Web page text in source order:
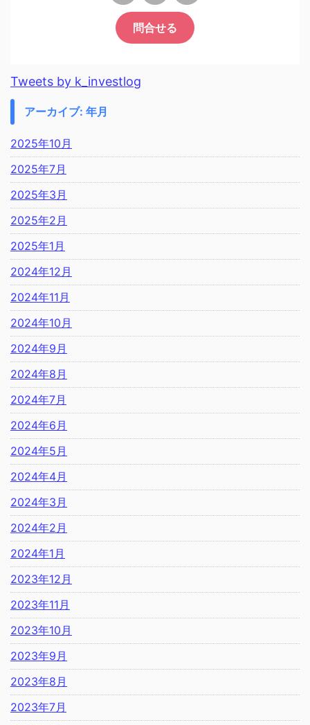
問合せる
Tweets by k_investlog
アーカイブ: 年月
2025年10月
2025年7月
2025年3月
2025年2月
2025年1月
2024年12月
2024年11月
2024年10月
2024年9月
2024年8月
2024年7月
2024年6月
2024年5月
2024年4月
2024年3月
2024年2月
2024年1月
2023年12月
2023年11月
2023年10月
2023年9月
2023年8月
2023年7月